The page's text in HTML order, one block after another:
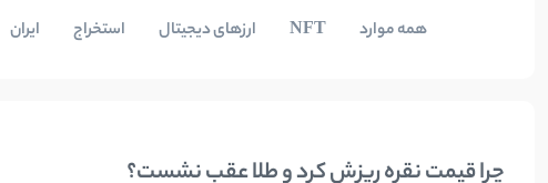
همه موارد NFT ارزهای دیجیتال استخراج ایران
چرا قیمت نقره ریزش کرد و طلا عقب نشست؟